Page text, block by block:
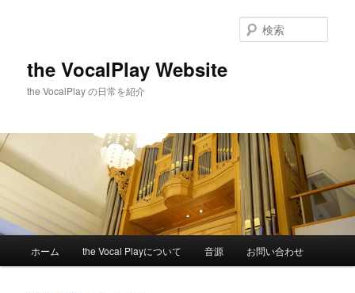
へ
移
移
動
the VocalPlay Website
the VocalPlay の日常を紹介
索
ホーム the Vocal Playについて 音源 お問い合わせ